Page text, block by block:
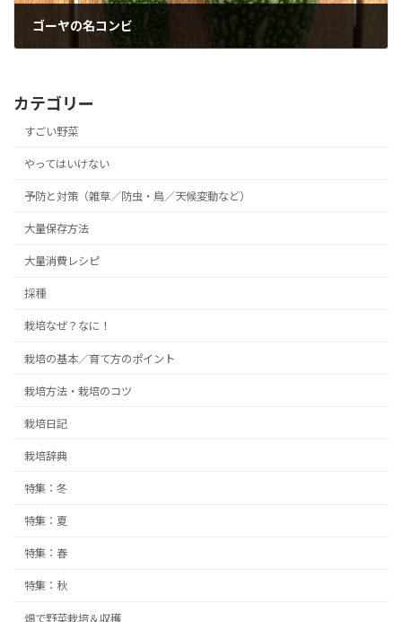
ゴーヤの名コンビ
カテゴリー
すごい野菜
やってはいけない
予防と対策（雑草／防虫・鳥／天候変動など）
大量保存方法
大量消費レシピ
採種
栽培なぜ？なに！
栽培の基本／育て方のポイント
栽培方法・栽培のコツ
栽培日記
栽培辞典
特集：冬
特集：夏
特集：春
特集：秋
畑で野菜栽培＆収穫